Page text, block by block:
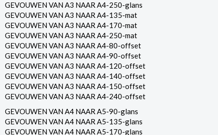
GEVOUWEN VAN A3 NAAR A4-250-glans
GEVOUWEN VAN A3 NAAR A4-135-mat
GEVOUWEN VAN A3 NAAR A4-170-mat
GEVOUWEN VAN A3 NAAR A4-250-mat
GEVOUWEN VAN A3 NAAR A4-80-offset
GEVOUWEN VAN A3 NAAR A4-90-offset
GEVOUWEN VAN A3 NAAR A4-120-offset
GEVOUWEN VAN A3 NAAR A4-140-offset
GEVOUWEN VAN A3 NAAR A4-150-offset
GEVOUWEN VAN A3 NAAR A4-240-offset
GEVOUWEN VAN A4 NAAR A5-90-glans
GEVOUWEN VAN A4 NAAR A5-135-glans
GEVOUWEN VAN A4 NAAR A5-170-glans